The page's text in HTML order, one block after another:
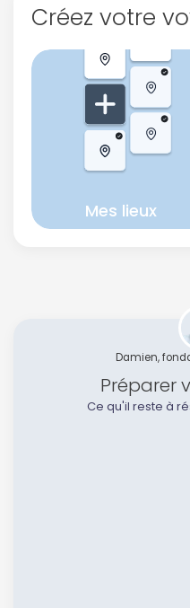
Créez votre
Mes lieux
Damien,
Préparer
Ce qu'il reste à